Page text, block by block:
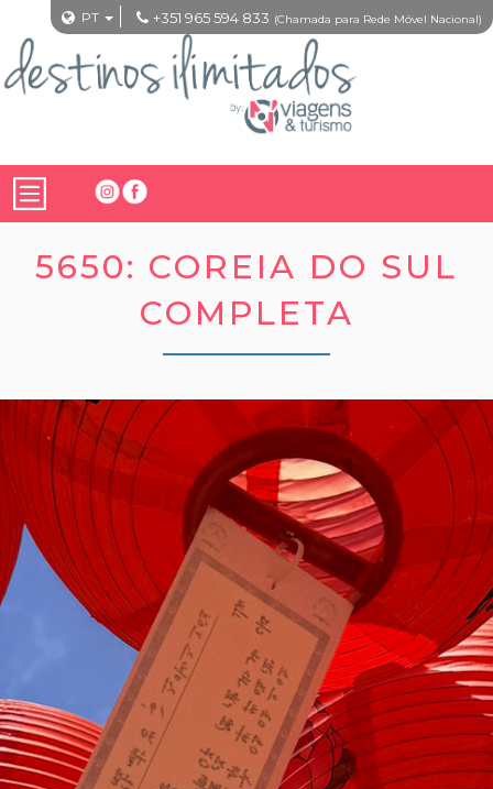
PT +351 965 594 833 (Chamada para Rede Móvel Nacional)
5650: COREIA DO SUL
COMPLETA